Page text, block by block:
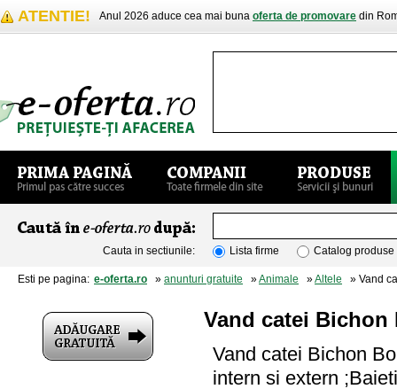
ATENTIE! Anul 2026 aduce cea mai buna oferta de promovare din
Cauta in sectiunile: Lista firme Catalog produse
Esti pe pagina: e-oferta.ro » anunturi gratuite »Animale »Altele » Vand
Vand catei Bichon
Vand catei Bichon
intern si extern